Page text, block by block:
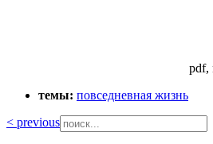
pdf,
темы: повседневная жизнь
< previous